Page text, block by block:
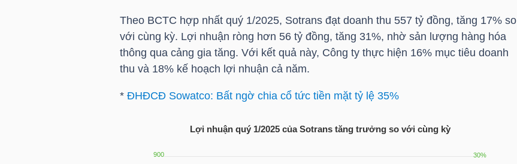
Theo BCTC hợp nhất quý 1/2025, Sotrans đạt doanh thu 557 tỷ đồng, tăng 17% so
với cùng kỳ. Lợi nhuận ròng hơn 56 tỷ đồng, tăng 31%, nhờ sản lượng hàng hóa
thông qua cảng gia tăng. Với kết quả này, Công ty thực hiện 16% mục tiêu doanh
thu và 18% kế hoạch lợi nhuận cả năm.
* ĐHĐCĐ Sowatco: Bất ngờ chia cổ tức tiền mặt tỷ lệ 35%
Lợi nhuận quý 1/2025 của Sotrans tăng trưởng so với cùng kỳ